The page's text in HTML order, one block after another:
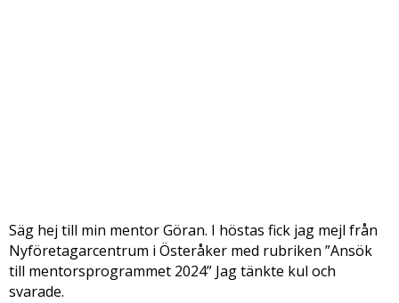
Säg hej till min mentor Göran. I höstas fick jag mejl från
Nyföretagarcentrum i Österåker med rubriken ”Ansök
till mentorsprogrammet 2024” Jag tänkte kul och
svarade.